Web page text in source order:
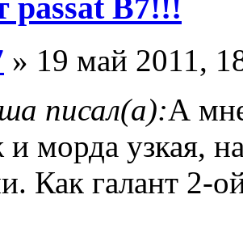
passat B7!!!
» 19 май 2011,
писал(а):А
морда узкая,
Как галант 2-